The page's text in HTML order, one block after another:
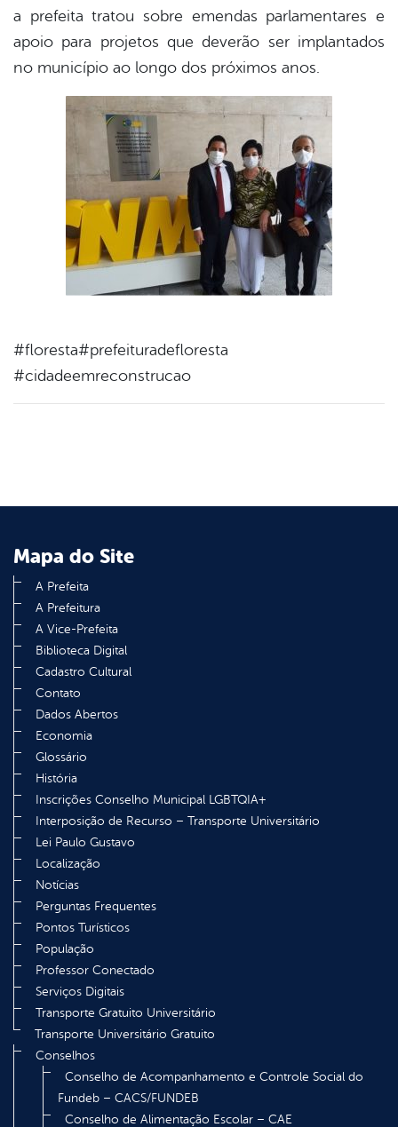
a prefeita tratou sobre emendas parlamentares e
apoio para projetos que deverão ser implantados
no município ao longo dos próximos anos.⠀
#floresta#prefeituradefloresta
#cidadeemreconstrucao
Mapa do Site
A Prefeita
A Prefeitura
A Vice-Prefeita
Biblioteca Digital
Cadastro Cultural
Contato
Dados Abertos
Economia
Glossário
História
Inscrições Conselho Municipal LGBTQIA+
Interposição de Recurso – Transporte Universitário
Lei Paulo Gustavo
Localização
Notícias
Perguntas Frequentes
Pontos Turísticos
População
Professor Conectado
Serviços Digitais
Transporte Gratuito Universitário
Transporte Universitário Gratuito
Conselhos
Conselho de Acompanhamento e Controle Social do
Fundeb – CACS/FUNDEB
Conselho de Alimentação Escolar – CAE